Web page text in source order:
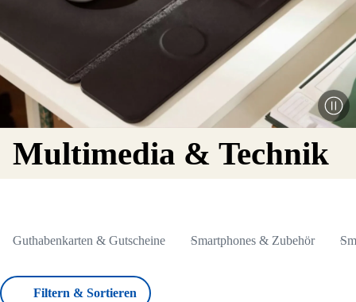
Multimedia & Technik
Guthabenkarten & Gutscheine Smartphones & Zubehör
Filtern & Sortieren